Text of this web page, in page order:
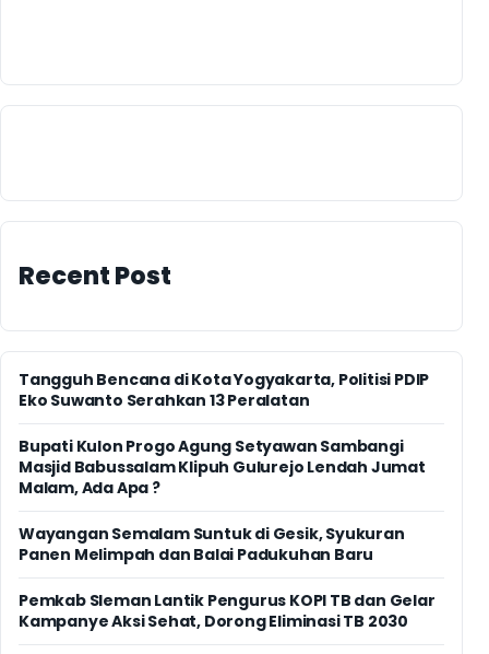
Recent Post
Tangguh Bencana di Kota Yogyakarta, Politisi PDIP
Eko Suwanto Serahkan 13 Peralatan
Bupati Kulon Progo Agung Setyawan Sambangi
Masjid Babussalam Klipuh Gulurejo Lendah Jumat
Malam, Ada Apa ?
Wayangan Semalam Suntuk di Gesik, Syukuran
Panen Melimpah dan Balai Padukuhan Baru
Pemkab Sleman Lantik Pengurus KOPI TB dan Gelar
Kampanye Aksi Sehat, Dorong Eliminasi TB 2030